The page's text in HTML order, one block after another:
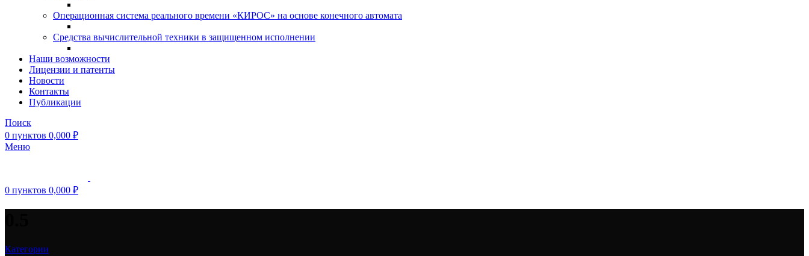
Операционная система реального времени «КИРОС» на основе конечного автомата
Средства вычислительной техники в защищенном исполнении
Наши возможности
Лицензии и патенты
Новости
Контакты
Публикации
Поиск
0 пунктов 0,000 ₽
Меню
0 пунктов 0,000 ₽
Категории